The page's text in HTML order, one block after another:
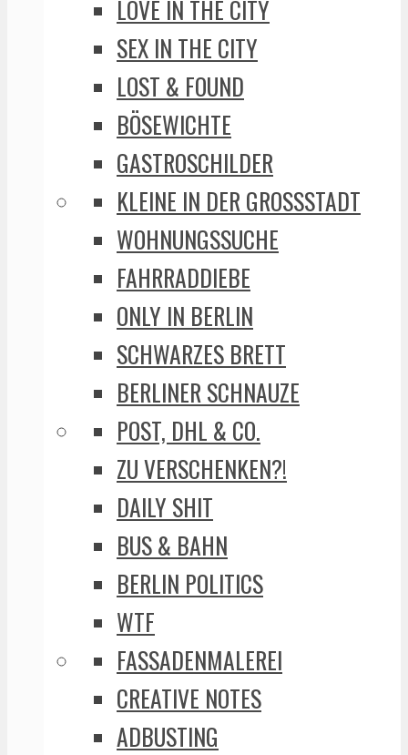
LOVE IN THE CITY
SEX IN THE CITY
LOST & FOUND
BÖSEWICHTE
GASTROSCHILDER
KLEINE IN DER GROSSSTADT
WOHNUNGSSUCHE
FAHRRADDIEBE
ONLY IN BERLIN
SCHWARZES BRETT
BERLINER SCHNAUZE
POST, DHL & CO.
ZU VERSCHENKEN?!
DAILY SHIT
BUS & BAHN
BERLIN POLITICS
WTF
FASSADENMALEREI
CREATIVE NOTES
ADBUSTING